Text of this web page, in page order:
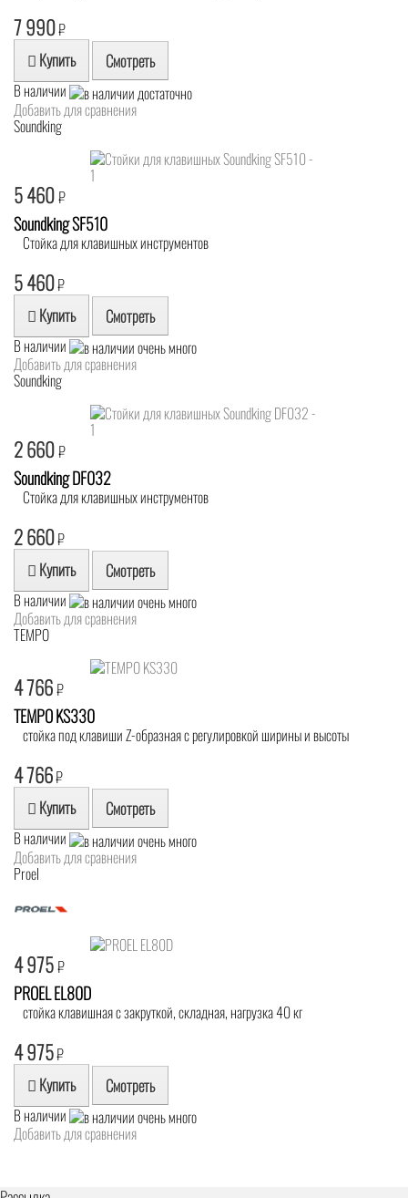
7 990₽
Купить Смотреть
В наличии
Добавить для сравнения
Soundking
5 460₽
Soundking SF510
Стойка для клавишных инструментов
5 460₽
Купить Смотреть
В наличии
Добавить для сравнения
Soundking
2 660₽
Soundking DF032
Стойка для клавишных инструментов
2 660₽
Купить Смотреть
В наличии
Добавить для сравнения
TEMPO
4 766₽
TEMPO KS330
стойка под клавиши Z-образная с регулировкой ширины и высоты
4 766₽
Купить Смотреть
В наличии
Добавить для сравнения
Proel
4 975₽
PROEL EL80D
стойка клавишная с закруткой, складная, нагрузка 40 кг
4 975₽
Купить Смотреть
В наличии
Добавить для сравнения